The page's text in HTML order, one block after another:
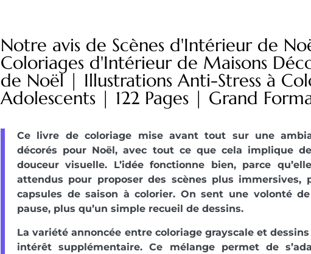
Notre avis de Scènes d'Intérieur de
Coloriages d'Intérieur de Maisons
de Noël | Illustrations Anti-Stress à
Adolescents | 122 Pages | Grand
Ce livre de coloriage mise avant tout sur une
décorés pour Noël, avec tout ce que cela implique
douceur visuelle. L’idée fonctionne bien, parce
attendus pour proposer des scènes plus immersives,
capsules de saison à colorier. On sent une volonté
pause, plus qu’un simple recueil de dessins.
La variété annoncée entre coloriage grayscale et
intérêt supplémentaire. Ce mélange permet de